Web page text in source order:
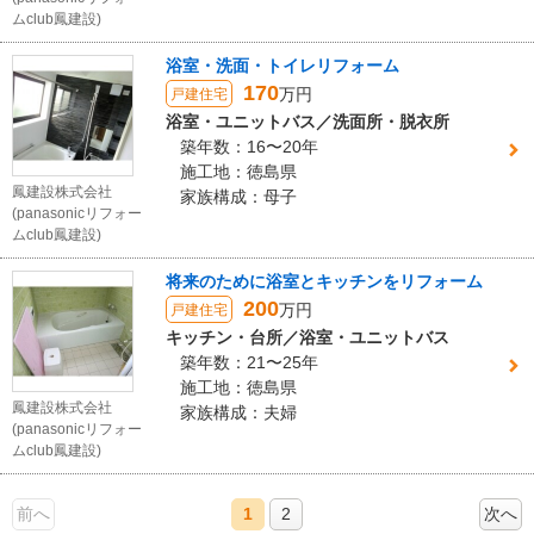
ムclub鳳建設)
鳳建設株式会社
(panasonicリフォー
ムclub鳳建設)
浴室・洗面・トイレリフォーム
戸建住宅 170万円
浴室・ユニットバス／洗面所・脱衣所
築年数：16〜20年
施工地：徳島県
家族構成：母子
鳳建設株式会社
(panasonicリフォー
ムclub鳳建設)
将来のために浴室とキッチンをリフォーム
戸建住宅 200万円
キッチン・台所／浴室・ユニットバス
築年数：21〜25年
施工地：徳島県
家族構成：夫婦
前へ 1 2 次へ